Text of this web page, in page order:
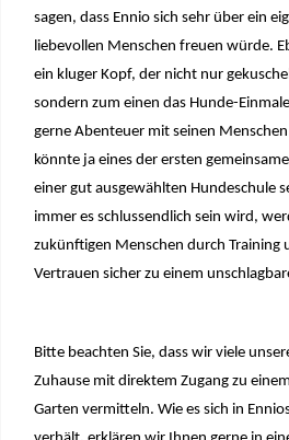
sagen, dass Ennio sich sehr über ein
liebevollen Menschen freuen würde.
ein kluger Kopf, der nicht nur
sondern zum einen das Hunde-
gerne Abenteuer mit seinen
könnte ja eines der ersten
einer gut ausgewählten Hundeschule
immer es schlussendlich sein wird,
zukünftigen Menschen durch Training
Vertrauen sicher zu einem
Bitte beachten Sie, dass wir viele
Zuhause mit direktem Zugang zu
Garten vermitteln. Wie es sich in